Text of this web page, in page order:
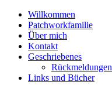
Willkommen
Patchworkfamilie
Über mich
Kontakt
Geschriebenes
Rückmeldungen
Links und Bücher